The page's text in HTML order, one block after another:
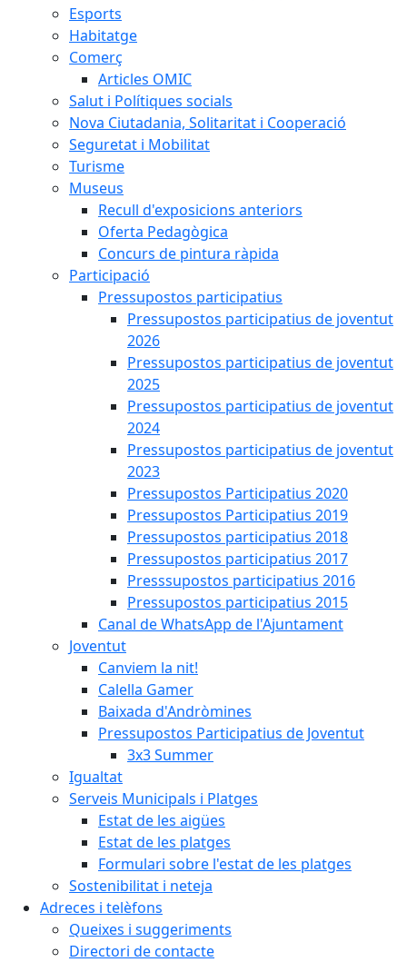
Esports
Habitatge
Comerç
Articles OMIC
Salut i Polítiques socials
Nova Ciutadania, Solitaritat i Cooperació
Seguretat i Mobilitat
Turisme
Museus
Recull d'exposicions anteriors
Oferta Pedagògica
Concurs de pintura ràpida
Participació
Pressupostos participatius
Pressupostos participatius de joventut
2026
Pressupostos participatius de joventut
2025
Pressupostos participatius de joventut
2024
Pressupostos participatius de joventut
2023
Pressupostos Participatius 2020
Pressupostos Participatius 2019
Pressupostos participatius 2018
Pressupostos participatius 2017
Presssupostos participatius 2016
Pressupostos participatius 2015
Canal de WhatsApp de l'Ajuntament
Joventut
Canviem la nit!
Calella Gamer
Baixada d'Andròmines
Pressupostos Participatius de Joventut
3x3 Summer
Igualtat
Serveis Municipals i Platges
Estat de les aigües
Estat de les platges
Formulari sobre l'estat de les platges
Sostenibilitat i neteja
Adreces i telèfons
Queixes i suggeriments
Directori de contacte